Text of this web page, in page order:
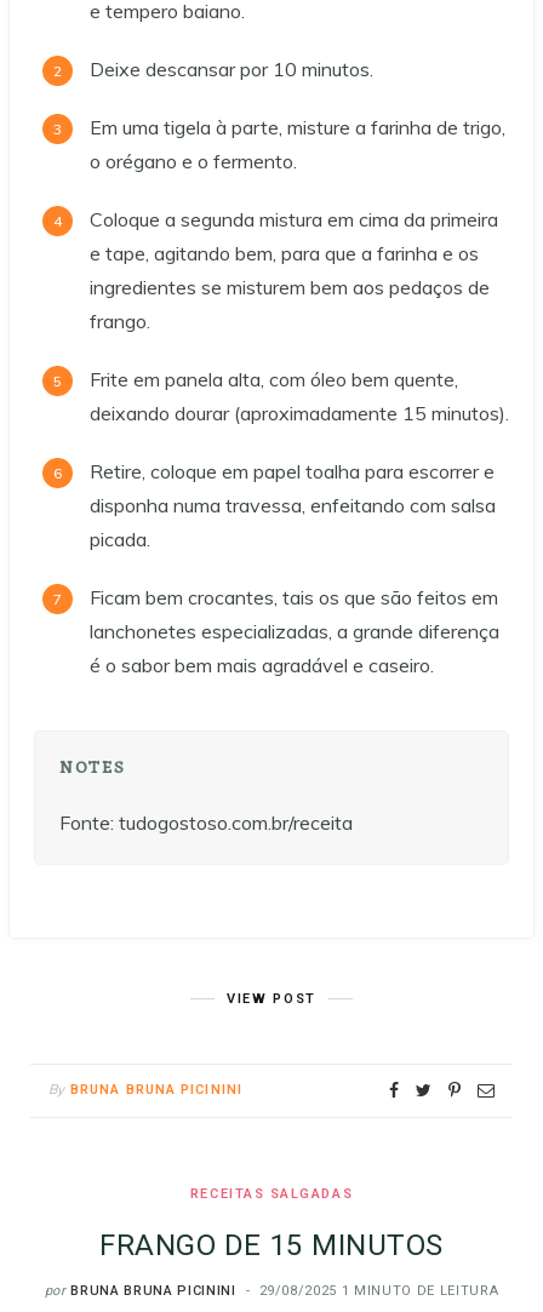
e tempero baiano.
Deixe descansar por 10 minutos.
Em uma tigela à parte, misture a farinha de trigo,
o orégano e o fermento.
Coloque a segunda mistura em cima da primeira
e tape, agitando bem, para que a farinha e os
ingredientes se misturem bem aos pedaços de
frango.
Frite em panela alta, com óleo bem quente,
deixando dourar (aproximadamente 15 minutos).
Retire, coloque em papel toalha para escorrer e
disponha numa travessa, enfeitando com salsa
picada.
Ficam bem crocantes, tais os que são feitos em
lanchonetes especializadas, a grande diferença
é o sabor bem mais agradável e caseiro.
NOTES
Fonte: tudogostoso.com.br/receita
VIEW POST
By BRUNA BRUNA PICININI
RECEITAS SALGADAS
FRANGO DE 15 MINUTOS
por BRUNA BRUNA PICININI 29/08/2025 1 MINUTO DE LEITURA